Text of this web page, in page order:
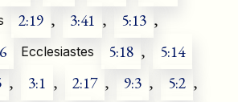
2:19 , 3:41 , 5:13 ,
Ecclesiastes 5:18 , 5:14
, 3:1 , 2:17 , 9:3 , 5:2 ,